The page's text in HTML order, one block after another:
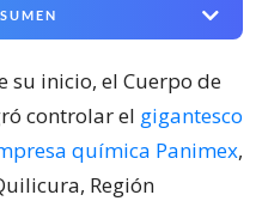
su inicio, el Cuerpo de
controlar el gigantesco
química Panimex,
Región